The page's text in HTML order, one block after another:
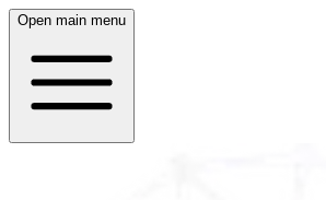
Open main menu